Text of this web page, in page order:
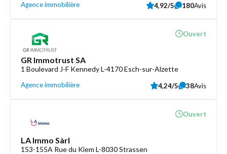
Agence immobilière 4,92/5 180Avis
GR Immotrust SA
1 Boulevard J-F Kennedy L-4170 Esch-sur-Alzette
Agence immobilière
Ouvert
4,24/5 38Avis
LA Immo Sàrl
153-155A Rue du Kiem L-8030 Strassen
Ouvert